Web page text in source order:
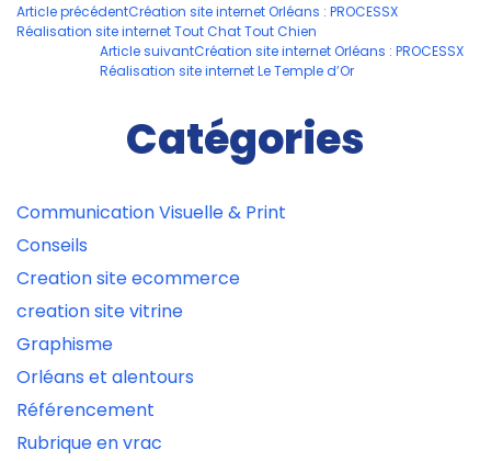
Navigation
des
Article précédentCréation site internet Orléans : PROCESSX
Réalisation site internet Tout Chat Tout Chien
Article suivantCréation site internet Orléans : PROCESSX
Réalisation site internet Le Temple d’Or
Catégories
Communication Visuelle & Print
Conseils
Creation site ecommerce
creation site vitrine
Graphisme
Orléans et alentours
Référencement
Rubrique en vrac